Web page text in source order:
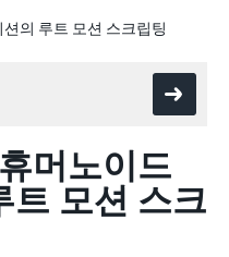
의 루트 모션 스크립팅
머노이드
트 모션 스크